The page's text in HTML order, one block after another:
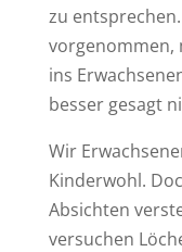
zu
vorgenommen,
ins
besser gesagt
Wir
Kinderwohl.
Absichten
versuchen